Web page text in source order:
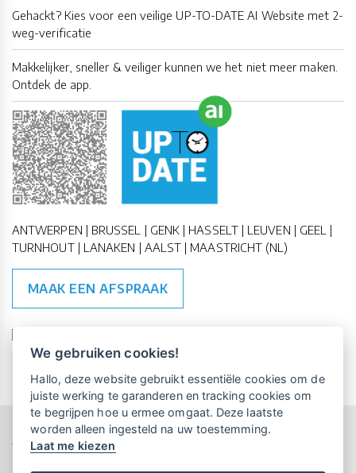
Gehackt? Kies voor een veilige UP-TO-DATE AI Website met 2-
weg-verificatie
Makkelijker, sneller & veiliger kunnen we het niet meer maken.
Ontdek de app.
ANTWERPEN | BRUSSEL | GENK | HASSELT | LEUVEN | GEEL |
TURNHOUT | LANAKEN | AALST | MAASTRICHT (NL)
MAAK EEN AFSPRAAK
🇪🇺 🇧🇪
Copyright All Rights Reserved © 2015-2026 UP-TO-DATE
WebDesign
We gebruiken cookies!
Hallo, deze website gebruikt essentiële cookies om de
juiste werking te garanderen en tracking cookies om
te begrijpen hoe u ermee omgaat. Deze laatste
worden alleen ingesteld na uw toestemming.
Laat me kiezen
Vrijblijvende kennismaking?Boek
een persoonlijke demo.
Maandelijks gratis opleidingen
voor UP-TO-DATE Klanten: